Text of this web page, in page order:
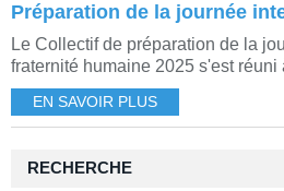
Le Collectif de préparation de la
fraternité humaine 2025 s'est réuni
EN SAVOIR PLUS
RECHERCHE